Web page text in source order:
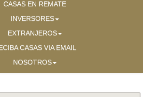
CASAS EN REMATE
INVERSORES
EXTRANJEROS
CASAS VIA EMAIL
NOSOTROS